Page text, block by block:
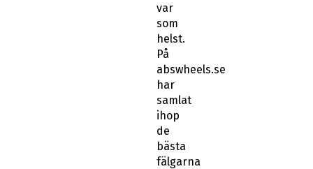
var
som
helst.
På
abswheels.se
har
samlat
ihop
de
bästa
fälgarna